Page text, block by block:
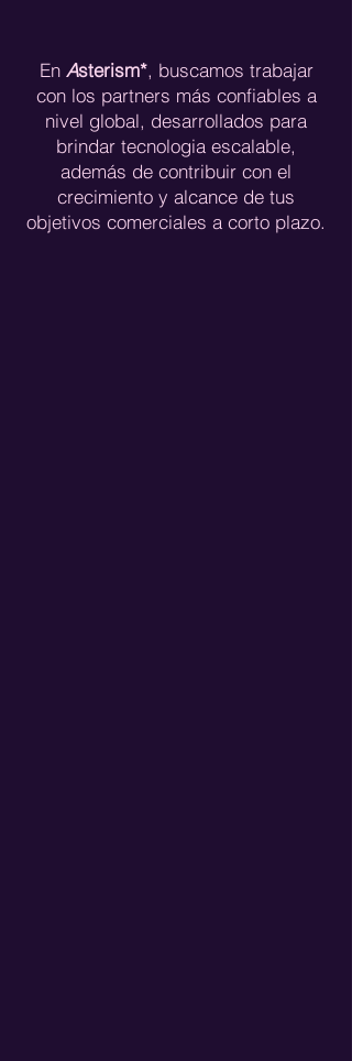
En Asterism*, buscamos trabajar
con los partners más confiables a
nivel global, desarrollados para
brindar tecnologia escalable,
además de contribuir con el
crecimiento y alcance de tus
objetivos comerciales a corto plazo.